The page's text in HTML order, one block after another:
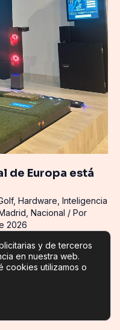
de Europa está
, Hardware, Inteligencia
, Nacional / Por
2026
golf con inteligencia
que recrea el golf más
en España. Awolf,
al golf, […]
y de terceros
en nuestra web.
cookies utilizamos o